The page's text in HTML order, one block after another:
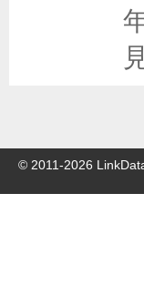
© 2011-2026